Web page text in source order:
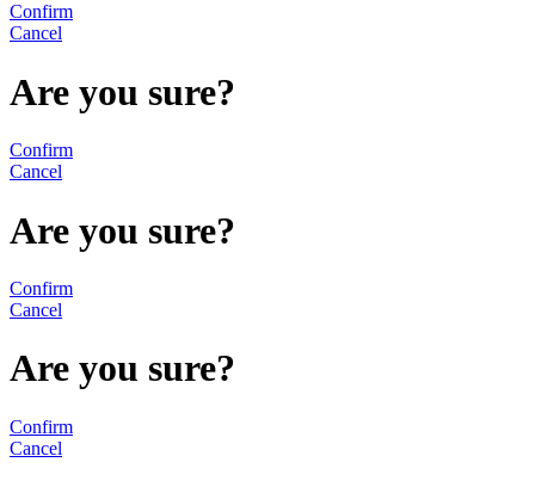
Confirm
Cancel
Are you sure?
Confirm
Cancel
Are you sure?
Confirm
Cancel
Are you sure?
Confirm
Cancel